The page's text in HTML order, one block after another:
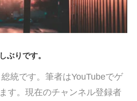
ぶりです。
統です。筆者はYouTubeでゲ
す。現在のチャンネル登録者